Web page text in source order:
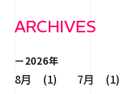
ARCHIVES
2026年
8月 (1) 7月 (1)